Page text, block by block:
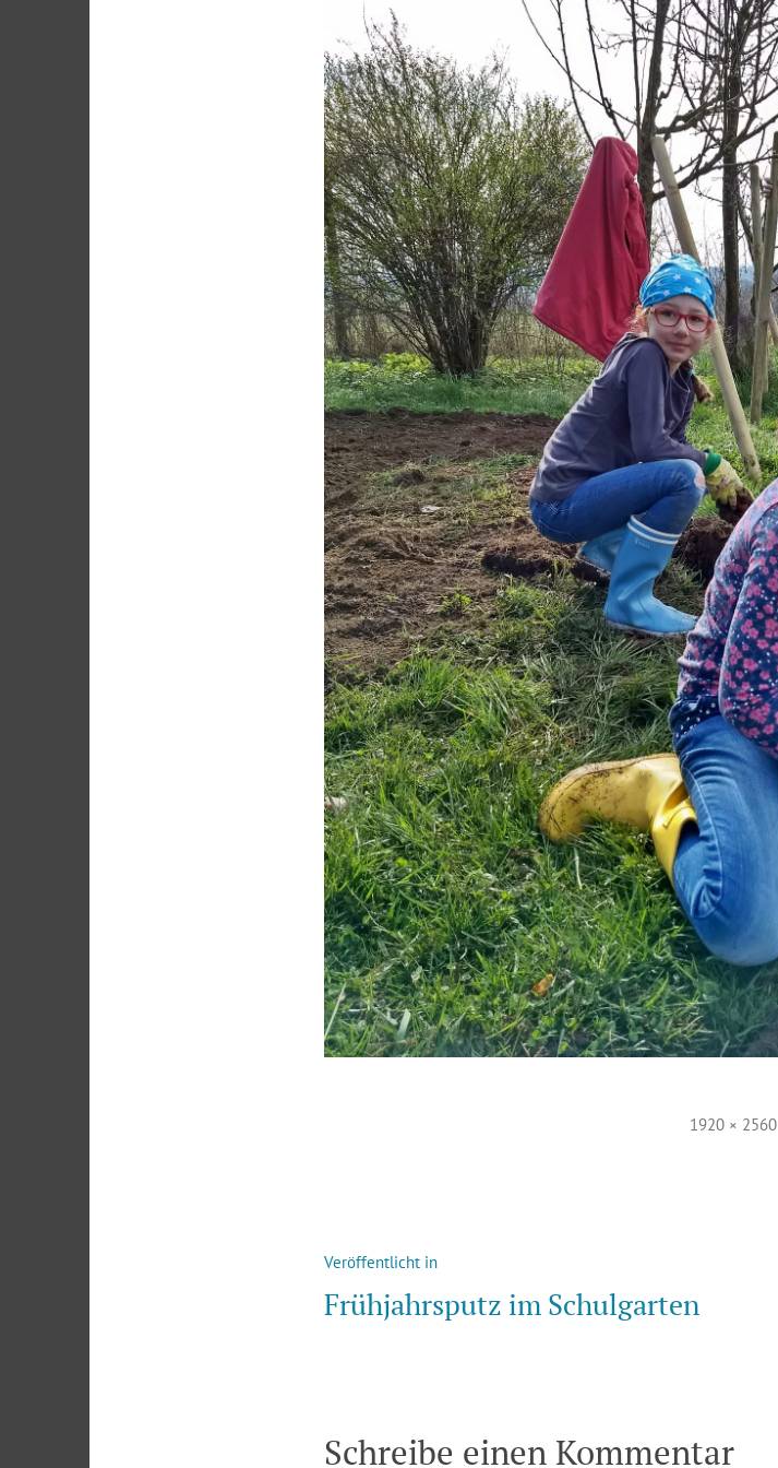
Volle
1920 × 2560
Beitragsnavigation
Veröffentlicht in
Frühjahrsputz im Schulgarten
Schreibe einen Kommentar